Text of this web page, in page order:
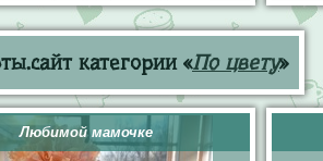
категории «По цвету»
Любимой мамочке